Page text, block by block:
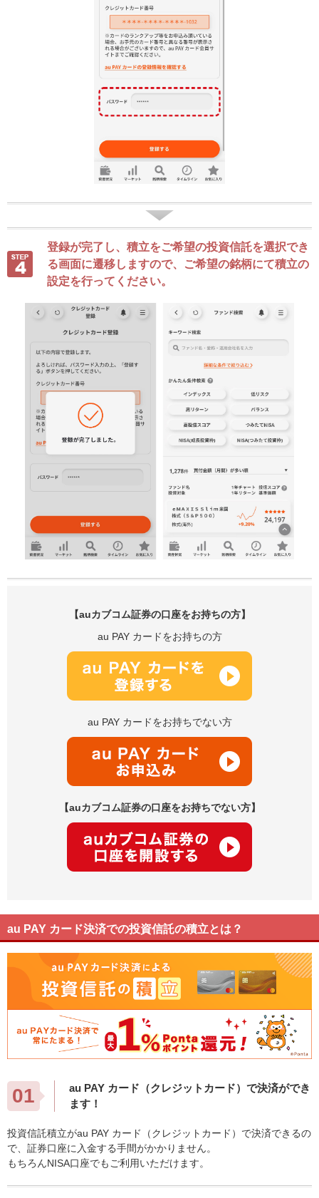
登録が完了し、積立をご希望の投資信託を選択でき
る画面に遷移しますので、ご希望の銘柄にて積立の
設定を行ってください。
【auカブコム証券の口座をお持ちの方】
au PAY カードをお持ちの方
au PAY カードをお持ちでない方
【auカブコム証券の口座をお持ちでない方】
au PAY カード決済での投資信託の積立とは？
01
au PAY カード（クレジットカード）で決済ができ
ます！
投資信託積立がau PAY カード（クレジットカード）で決済できるの
で、証券口座に入金する手間がかかりません。
もちろんNISA口座でもご利用いただけます。